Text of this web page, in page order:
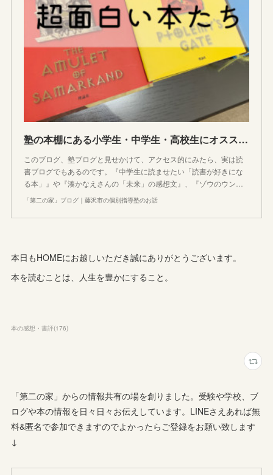
塾の本棚にある小学生・中学生・高校生にオススメしたい超面白い本10選を徒然なるままに紹介していくコーナー
このブログ、塾ブログと見せかけて、アクセス的にみたら、実は読
書ブログでもあるのです。『中学生に読ませたい「読書が好きにな
る本」』や『湊かなえさんの「未来」の感想文』、『ゾウのウン…
「第二の家」ブログ｜藤沢市の個別指導塾のお話
本日もHOMEにお越しいただき誠にありがとうございます。
本を読むことは、人生を豊かにすること。
本の感想・書評(176)
「第二の家」からの情報共有の場を創りました。受験や学校、ブ
ログや本の情報を日々日々お伝えしています。LINEさえあれば無
料&匿名で参加できますのでよかったらご登録をお願い致します
↓